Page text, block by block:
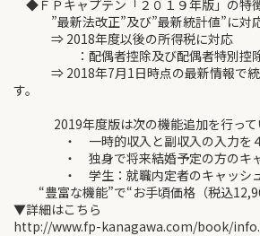
◆ＦＰキャプテン「２０１９年版」の特
”最新法改正”及び”最新統計値”に対
⇒ 2018年度以後の所得税に対応
：配偶者控除及び配偶者特別控除
⇒ 2018年7月1日時点の最新情報で統
す。
2019年度版は次の機能追加を行って
・ 一時的収入と副収入の入力を４
・ 独身で将来結婚予定の方のキャ
・ 学生：就職内定者のキャッシュ
“豊富な機能”で“お手頃価格（税込
▼詳細はこちら
http://www.fp-kanagawa.com/book/